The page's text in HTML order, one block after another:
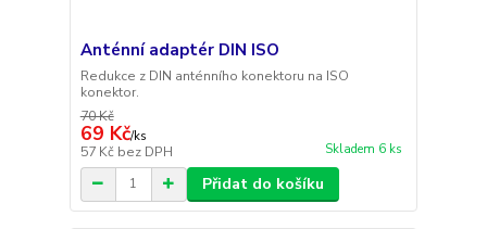
Anténní adaptér DIN ISO
Redukce z DIN anténního konektoru na ISO
konektor.
70 Kč
69 Kč/ks
57 Kč bez DPH Skladem 6 ks
Přidat do košíku